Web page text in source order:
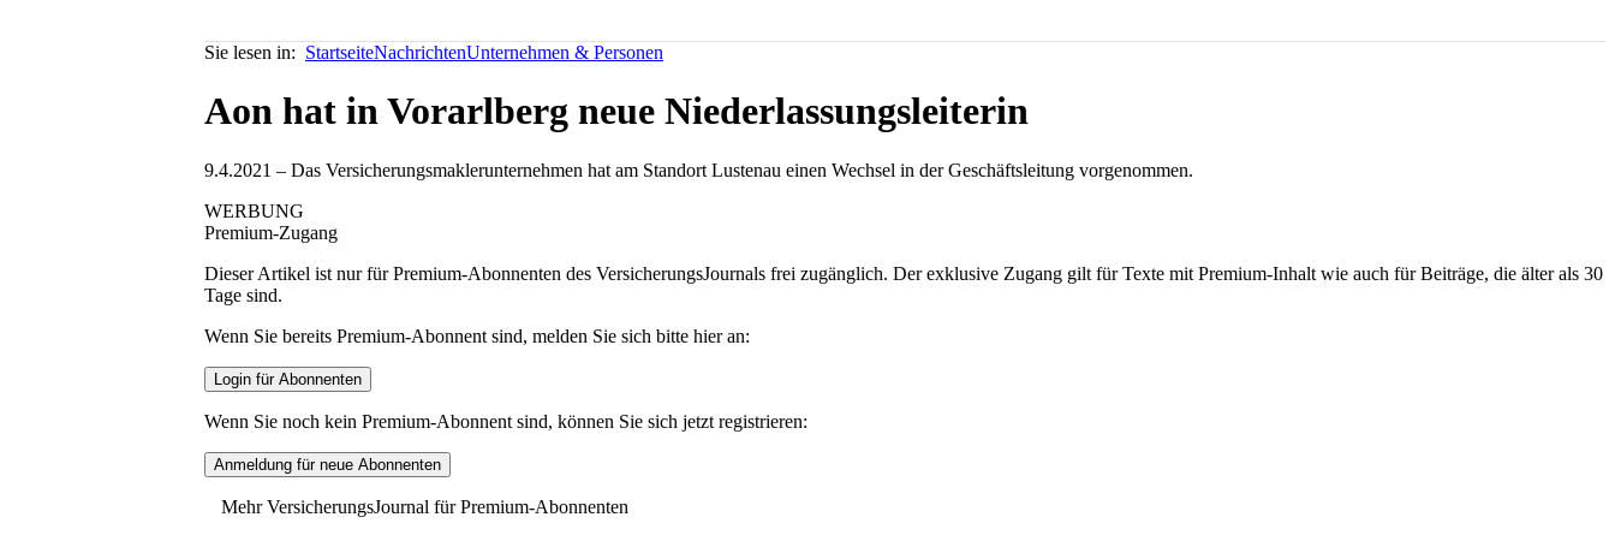
Sie lesen in: StartseiteNachrichtenUnternehmen & Personen
Aon hat in Vorarlberg neue Niederlassungsleiterin
9.4.2021 – Das Versicherungsmaklerunternehmen hat am Standort Lustenau einen Wechsel in der Geschäftsleitung vorgenommen.
WERBUNG
Premium-Zugang
Dieser Artikel ist nur für Premium-Abonnenten des VersicherungsJournals frei zugänglich. Der exklusive Zugang gilt für Texte mit Premium-Inhalt wie auch für Beiträge, die älter als 30
Tage sind.
Wenn Sie bereits Premium-Abonnent sind, melden Sie sich bitte hier an:
Wenn Sie noch kein Premium-Abonnent sind, können Sie sich jetzt registrieren:
Mehr VersicherungsJournal für Premium-Abonnenten